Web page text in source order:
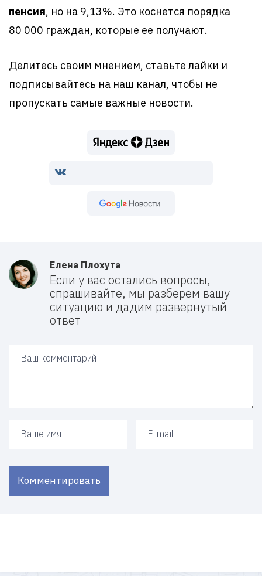
пенсия, но на 9,13%. Это коснется порядка
80 000 граждан, которые ее получают.
Делитесь своим мнением, ставьте лайки и
подписывайтесь на наш канал, чтобы не
пропускать самые важные новости.
Елена Плохута
Если у вас остались вопросы,
спрашивайте, мы разберем вашу
ситуацию и дадим развернутый
ответ
Комментировать